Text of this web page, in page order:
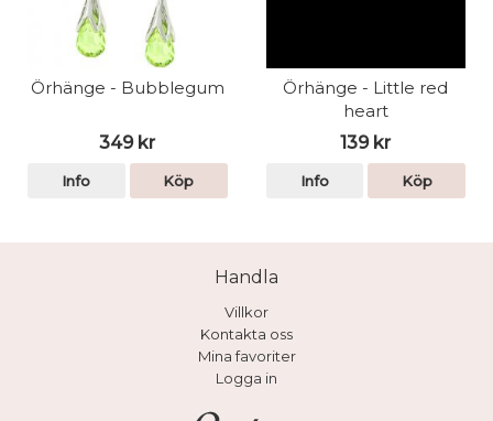
Örhänge - Bubblegum
349 kr
Info Köp
Örhänge - Little red
heart
139 kr
Info Köp
Handla
Villkor
Kontakta oss
Mina favoriter
Logga in